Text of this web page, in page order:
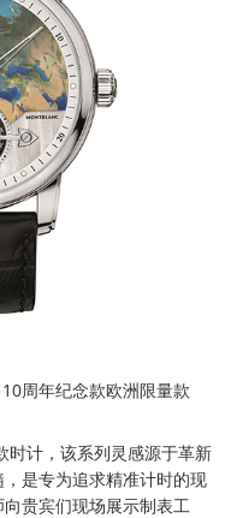
周年纪念款欧洲限量款
时计，该系列灵感源于革新
是专为追求精准计时的现
贵宾们现场展示制表工